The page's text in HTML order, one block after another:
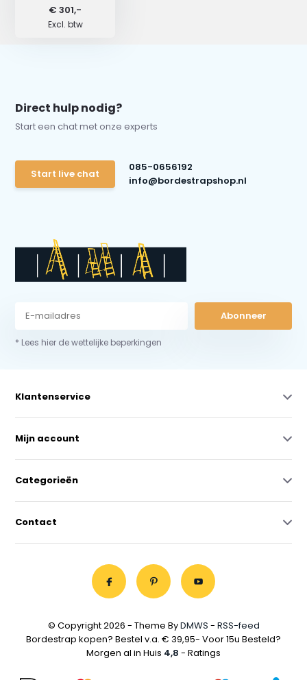
€ 301,-
Excl. btw
Direct hulp nodig?
Start een chat met onze experts
Start live chat
085-0656192
info@bordestrapshop.nl
Abonneer
* Lees hier de wettelijke beperkingen
Klantenservice
Mijn account
Categorieën
Contact
© Copyright 2026 - Theme ByDMWS - RSS-feed
Bordestrap kopen? Bestel v.a. € 39,95- Voor 15u Besteld?
Morgen al in Huis 4,8 - Ratings